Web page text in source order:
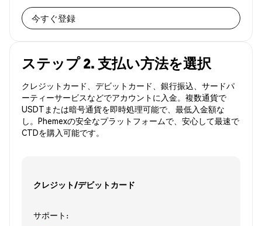
今すぐ登録
ステップ 2. 支払い方法を選択
クレジットカード、デビットカード、銀行振込、サードパ
ーティーサービスなどでアカウントに入金。複数通貨で
USDTまたは暗号通貨を即時処理可能で、最低入金額な
し。Phemexの安全なプラットフォームで、安心して最速で
CTDを購入可能です。
クレジット/デビットカード
サポート: